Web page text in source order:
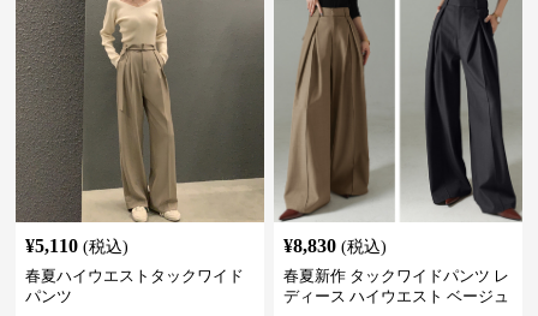
¥5,110 (税込)
春夏ハイウエストタックワイド
パンツ
¥8,830 (税込)
春夏新作 タックワイドパンツ レ
ディース ハイウエスト ベージュ